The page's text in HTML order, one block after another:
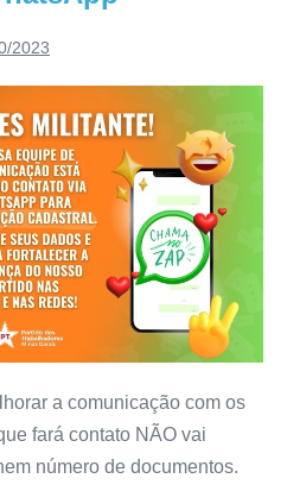
2023
a comunicação com os
fará contato NÃO vai
número de documentos.